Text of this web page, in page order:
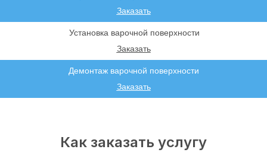
Установка варочной поверхности
Заказать
Заказать
Демонтаж варочной поверхности
Заказать
Как заказать услугу